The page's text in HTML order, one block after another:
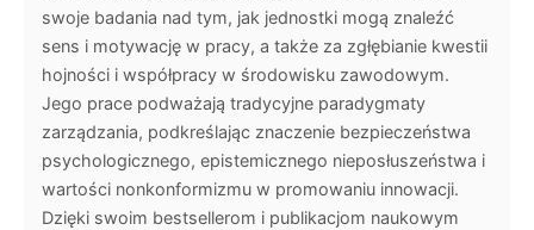
swoje badania nad tym, jak jednostki mogą znaleźć
sens i motywację w pracy, a także za zgłębianie kwestii
hojności i współpracy w środowisku zawodowym.
Jego prace podważają tradycyjne paradygmaty
zarządzania, podkreślając znaczenie bezpieczeństwa
psychologicznego, epistemicznego nieposłuszeństwa i
wartości nonkonformizmu w promowaniu innowacji.
Dzięki swoim bestsellerom i publikacjom naukowym